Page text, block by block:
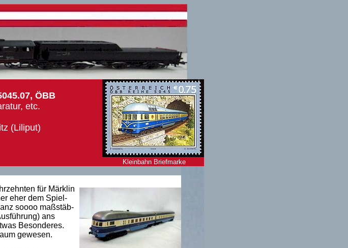
ÖBB
etc.
(Liliput)
Kleinbahn Briefmarke
für Märklin
eher dem Spiel-
soooo maßstäb-
ans
Besonderes.
gewesen.